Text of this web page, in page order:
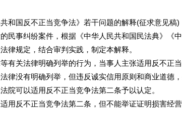
国反不正当竞争法》若干问题的解释(征求意见稿)
事纠纷案件，根据《中华人民共和国民法典》《中
律规定，结合审判实践，制定本解释。
关法律明确列举的行为，当事人主张适用反不正
律没有明确列举，但违反诚实信用原则和商业道德
院可以适用反不正当竞争法第二条予以认定。
反不正当竞争法第二条，但不能举证证明损害经